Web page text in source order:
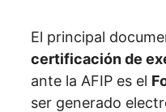
El principal
certificación de
ante la AFIP es el
ser generado